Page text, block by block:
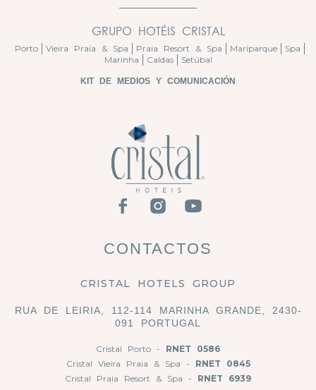
CONTACTOS
CRISTAL HOTELS GROUP
RUA DE LEIRIA, 112-114 MARINHA GRANDE, 2430-
091 PORTUGAL
Cristal Porto - RNET 0586
Cristal Vieira Praia & Spa - RNET 0845
Cristal Praia Resort & Spa - RNET 6939
GRUPO HOTÉIS CRISTAL
Porto Vieira Praia & Spa Praia Resort & Spa Mariparque
Spa
Marinha
Caldas Setúbal
KIT DE MEDIOS Y COMUNICACIÓN